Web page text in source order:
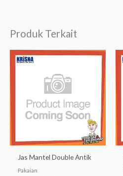
Produk Terkait
Jas Mantel Double Antik
Pakaian